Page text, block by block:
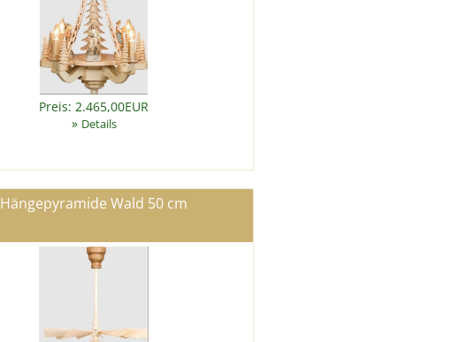
Preis: 2.465,00EUR
» Details
Hängepyramide Wald 50 cm